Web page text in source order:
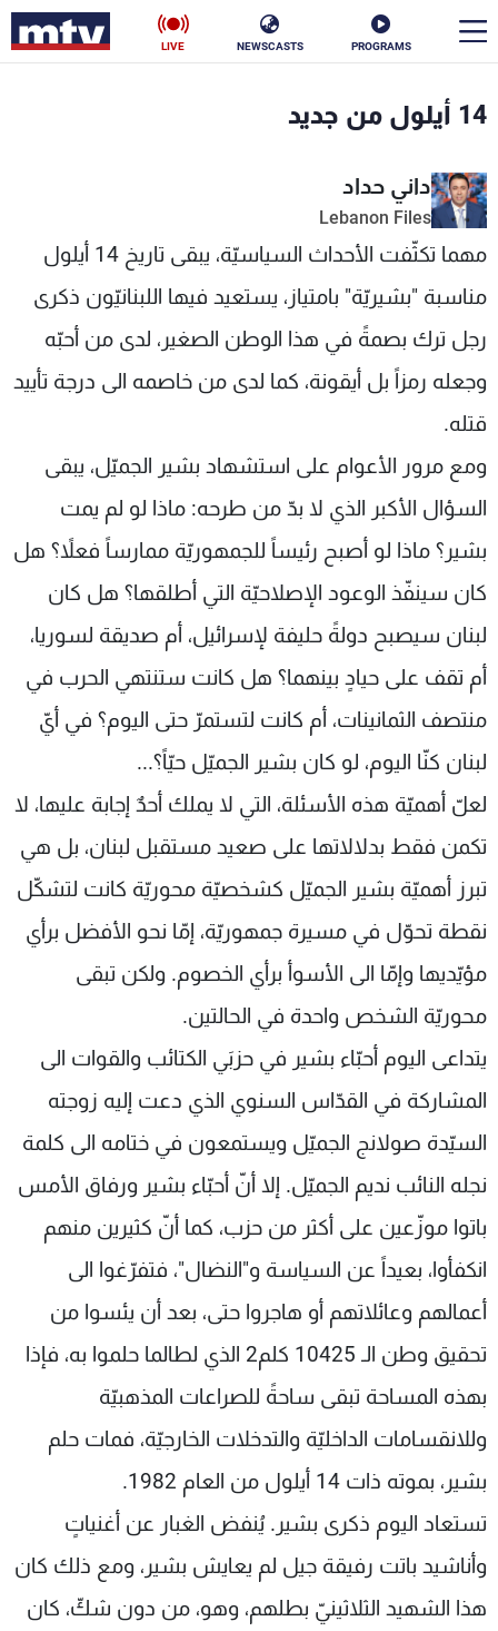
PROGRAMS
NEWSCASTS
LIVE
14 أيلول من جديد
داني حداد
Lebanon Files
مهما تكثّفت الأحداث السياسيّة، يبقى تاريخ 14 أيلول
مناسبة "بشيريّة" بامتياز، يستعيد فيها اللبنانيّون ذكرى
رجل ترك بصمةً في هذا الوطن الصغير، لدى من أحبّه
وجعله رمزاً بل أيقونة، كما لدى من خاصمه الى درجة تأييد
قتله.
ومع مرور الأعوام على استشهاد بشير الجميّل، يبقى
السؤال الأكبر الذي لا بدّ من طرحه: ماذا لو لم يمت
بشير؟ ماذا لو أصبح رئيساً للجمهوريّة ممارساً فعلاً؟ هل
كان سينفّذ الوعود الإصلاحيّة التي أطلقها؟ هل كان
لبنان سيصبح دولةً حليفة لإسرائيل، أم صديقة لسوريا،
أم تقف على حيادٍ بينهما؟ هل كانت ستنتهي الحرب في
منتصف الثمانينات، أم كانت لتستمرّ حتى اليوم؟ في أيّ
لبنان كنّا اليوم، لو كان بشير الجميّل حيّاً؟...
لعلّ أهميّة هذه الأسئلة، التي لا يملك أحدٌ إجابة عليها، لا
تكمن فقط بدلالاتها على صعيد مستقبل لبنان، بل هي
تبرز أهميّة بشير الجميّل كشخصيّة محوريّة كانت لتشكّل
نقطة تحوّل في مسيرة جمهوريّة، إمّا نحو الأفضل برأي
مؤيّديها وإمّا الى الأسوأ برأي الخصوم. ولكن تبقى
محوريّة الشخص واحدة في الحالتين.
يتداعى اليوم أحبّاء بشير في حزبَي الكتائب والقوات الى
المشاركة في القدّاس السنوي الذي دعت إليه زوجته
السيّدة صولانج الجميّل ويستمعون في ختامه الى كلمة
نجله النائب نديم الجميّل. إلا أنّ أحبّاء بشير ورفاق الأمس
باتوا موزّعين على أكثر من حزب، كما أنّ كثيرين منهم
انكفأوا، بعيداً عن السياسة و"النضال"، فتفرّغوا الى
أعمالهم وعائلاتهم أو هاجروا حتى، بعد أن يئسوا من
تحقيق وطن الـ 10425 كلم2 الذي لطالما حلموا به، فإذا
بهذه المساحة تبقى ساحةً للصراعات المذهبيّة
وللانقسامات الداخليّة والتدخلات الخارجيّة، فمات حلم
بشير، بموته ذات 14 أيلول من العام 1982.
تستعاد اليوم ذكرى بشير. يُنفض الغبار عن أغنياتٍ
وأناشيد باتت رفيقة جيل لم يعايش بشير، ومع ذلك كان
هذا الشهيد الثلاثينيّ بطلهم، وهو، من دون شكّ، كان
سياسة
إقتصاد فن
منوعات رياضة
البرامج
جدول البرامج
شاهد البرامج
الترددات
عن MTV
الإنـتـاج
لاعلاناتكم
وظائف
تواصل معنا
شروط الإسـتخدام
سياسة الخصوصية